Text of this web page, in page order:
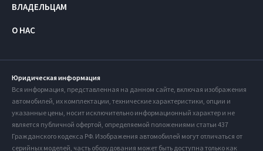
ВЛАДЕЛЬЦАМ
О НАС
Юридическая информация
Вся информация, представленная на данном сайте, включая изображения
автомобилей, их комплектации, технические характеристики, опции и
указанные цены, носит исключительно информационный характер и не
является публичной офертой, определяемой положениями статьи 437
Гражданского кодекса РФ. Изображения автомобилей могут отличаться от
серийных моделей, часть оборудования может быть доступна только как